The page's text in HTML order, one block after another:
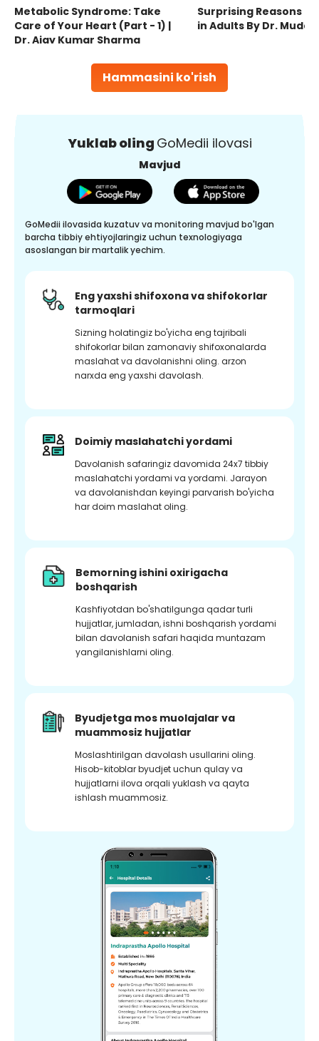
Hammasini ko'rish
Metabolic Syndrome: Take
Care of Your Heart (Part - 1) |
Dr. Ajay Kumar Sharma
Surprising Reasons
in Adults By Dr.
Yuklab oling GoMedii ilovasi
Mavjud
GoMedii ilovasida kuzatuv va monitoring mavjud bo'lgan
barcha tibbiy ehtiyojlaringiz uchun texnologiyaga
asoslangan bir martalik yechim.
Eng yaxshi shifoxona va shifokorlar
tarmoqlari
Sizning holatingiz bo'yicha eng tajribali
shifokorlar bilan zamonaviy shifoxonalarda
maslahat va davolanishni oling. arzon
narxda eng yaxshi davolash.
Doimiy maslahatchi yordami
Davolanish safaringiz davomida 24x7 tibbiy
maslahatchi yordami va yordami. Jarayon
va davolanishdan keyingi parvarish bo'yicha
har doim maslahat oling.
Bemorning ishini oxirigacha
boshqarish
Kashfiyotdan bo'shatilgunga qadar turli
hujjatlar, jumladan, ishni boshqarish yordami
bilan davolanish safari haqida muntazam
yangilanishlarni oling.
Byudjetga mos muolajalar va
muammosiz hujjatlar
Moslashtirilgan davolash usullarini oling.
Hisob-kitoblar byudjet uchun qulay va
hujjatlarni ilova orqali yuklash va qayta
ishlash muammosiz.